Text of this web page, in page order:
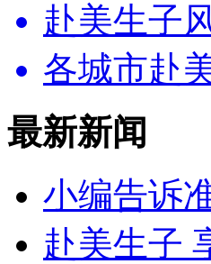
赴美生子
各城市赴
最新新闻
小编告诉
赴美生子